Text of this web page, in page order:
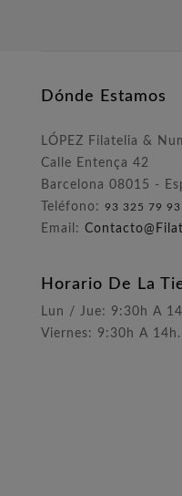
Dónde Estamos
LÓPEZ Filatelia &
Calle Entença 42
Barcelona 08015 -
Teléfono: 93 325 79 93
Email:
Horario De La
Lun / Jue: 9:30h A
Viernes: 9:30h A 14h.